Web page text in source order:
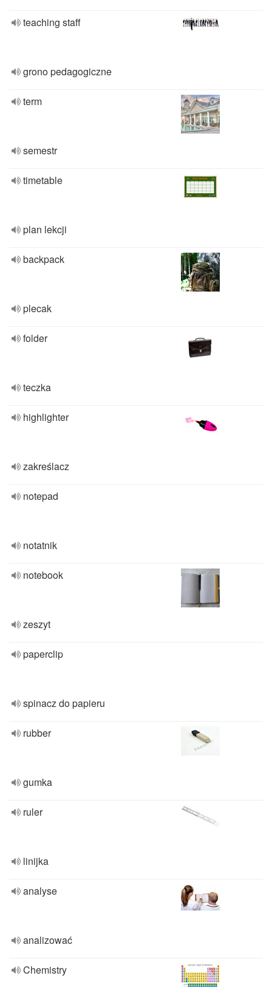
teaching staff
grono pedagogiczne
term
semestr
timetable
plan lekcji
backpack
plecak
folder
teczka
highlighter
zakreślacz
notepad
notatnik
notebook
zeszyt
paperclip
spinacz do papieru
rubber
gumka
ruler
linijka
analyse
analizować
Chemistry